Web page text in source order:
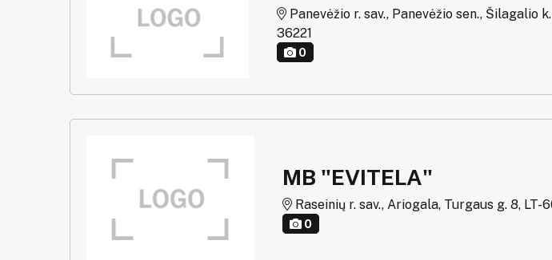
Panevėžio r. sav., Panevėžio sen., Šilagalio
36221
0
MB "EVITELA"
Raseinių r. sav., Ariogala, Turgaus g. 8, LT-
0